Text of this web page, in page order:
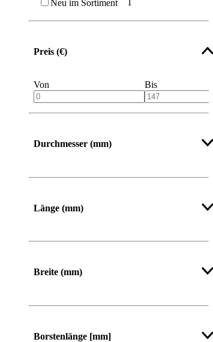
Neu im Sortiment
Preis (€)
Von Bis
Durchmesser (mm)
Länge (mm)
Von Bis
Breite (mm)
Von Bis
Borstenlänge [mm]